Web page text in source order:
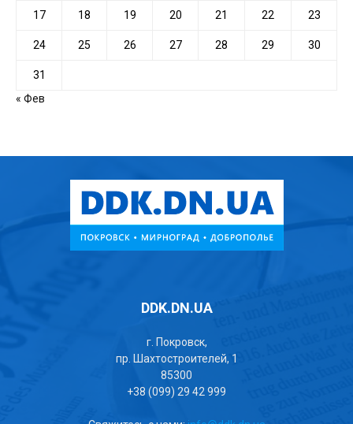
17 18 19 20 21 22 23
24 25 26 27 28 29 30
31
« Фев
DDK.DN.UA
г. Покровск,
пр. Шахтостроителей, 1
85300
+38 (099) 29 42 999